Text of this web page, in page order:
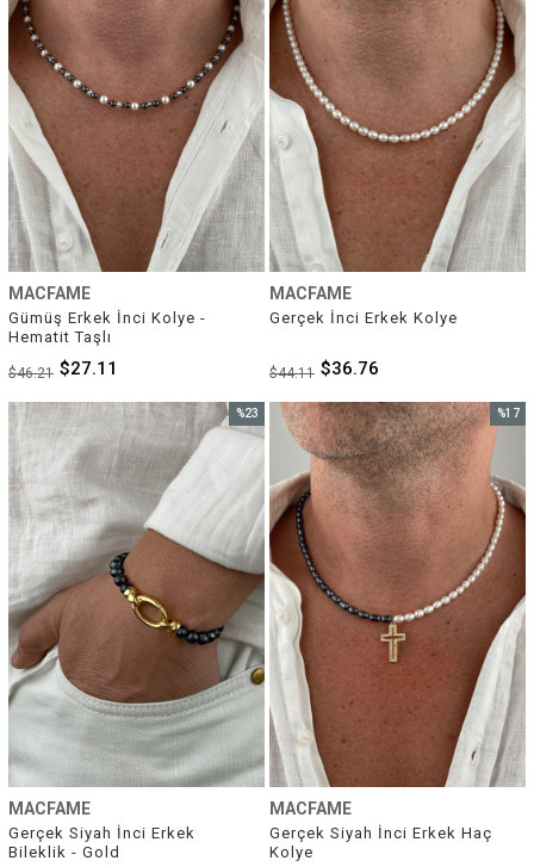
MACFAME
Gümüş Erkek İnci Kolye -
Hematit Taşlı
$27.11
$46.21
MACFAME
Gerçek İnci Erkek Kolye
$36.76
$44.11
MACFAME
Gerçek Siyah İnci Erkek
Bileklik - Gold
%23
İndirim
MACFAME
Gerçek Siyah İnci Erkek Haç
Kolye
%17